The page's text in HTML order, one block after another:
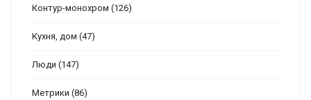
Контур-монохром (126)
Кухня, дом (47)
Люди (147)
Метрики (86)